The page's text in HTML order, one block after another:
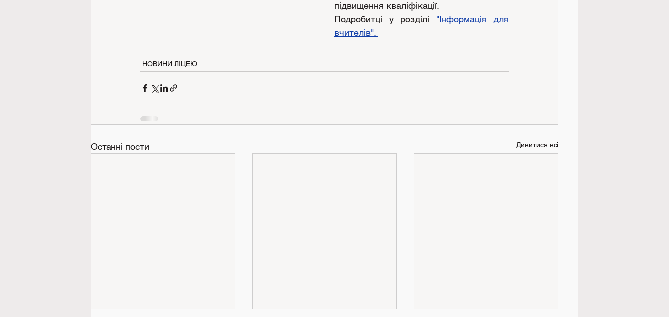
підвищення кваліфікації.
Подробитці у розділі "Інформація для
вчителів".
НОВИНИ ЛІЦЕЮ
Останні пости Дивитися всі